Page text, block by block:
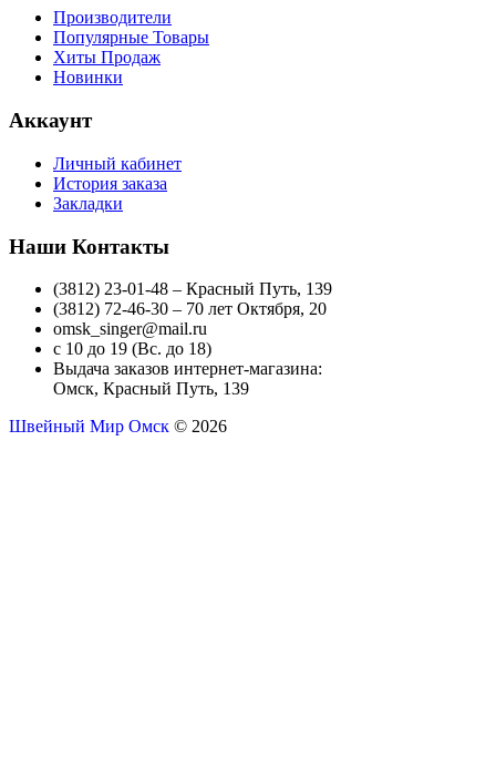
Производители
Популярные Товары
Хиты Продаж
Новинки
Аккаунт
Личный кабинет
История заказа
Закладки
Наши Контакты
(3812) 23-01-48 – Красный Путь, 139
(3812) 72-46-30 – 70 лет Октября, 20
omsk_singer@mail.ru
с 10 до 19 (Вс. до 18)
Выдача заказов интернет-магазина:
Омск, Красный Путь, 139
Швейный Мир Омск © 2026